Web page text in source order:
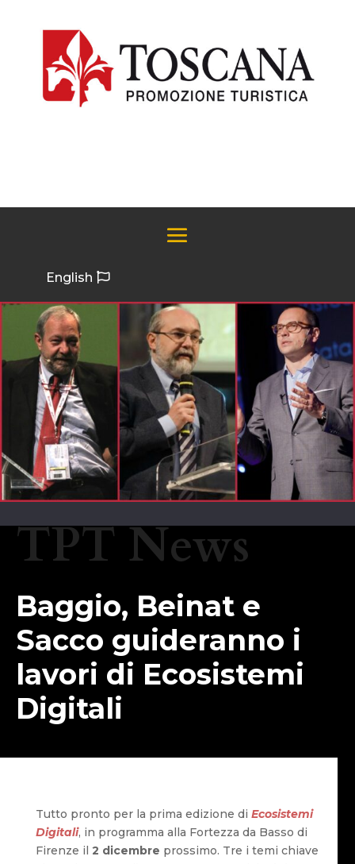
English
TPT News
Baggio, Beinat e
Sacco guideranno i
lavori di Ecosistemi
Digitali
Tutto pronto per la prima edizione di Ecosistemi
Digitali, in programma alla Fortezza da Basso di
Firenze il 2 dicembre prossimo. Tre i temi chiave